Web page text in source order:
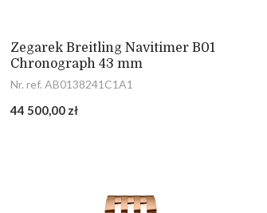
Zegarek Breitling Navitimer B01
Chronograph 43 mm
Nr. ref. AB0138241C1A1
44 500,00 zł